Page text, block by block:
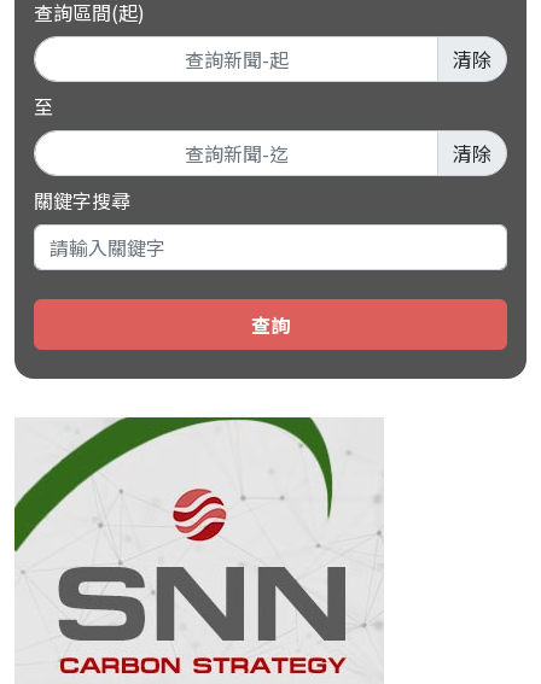
查詢區間(起)
清除
至
清除
關鍵字搜尋
查詢